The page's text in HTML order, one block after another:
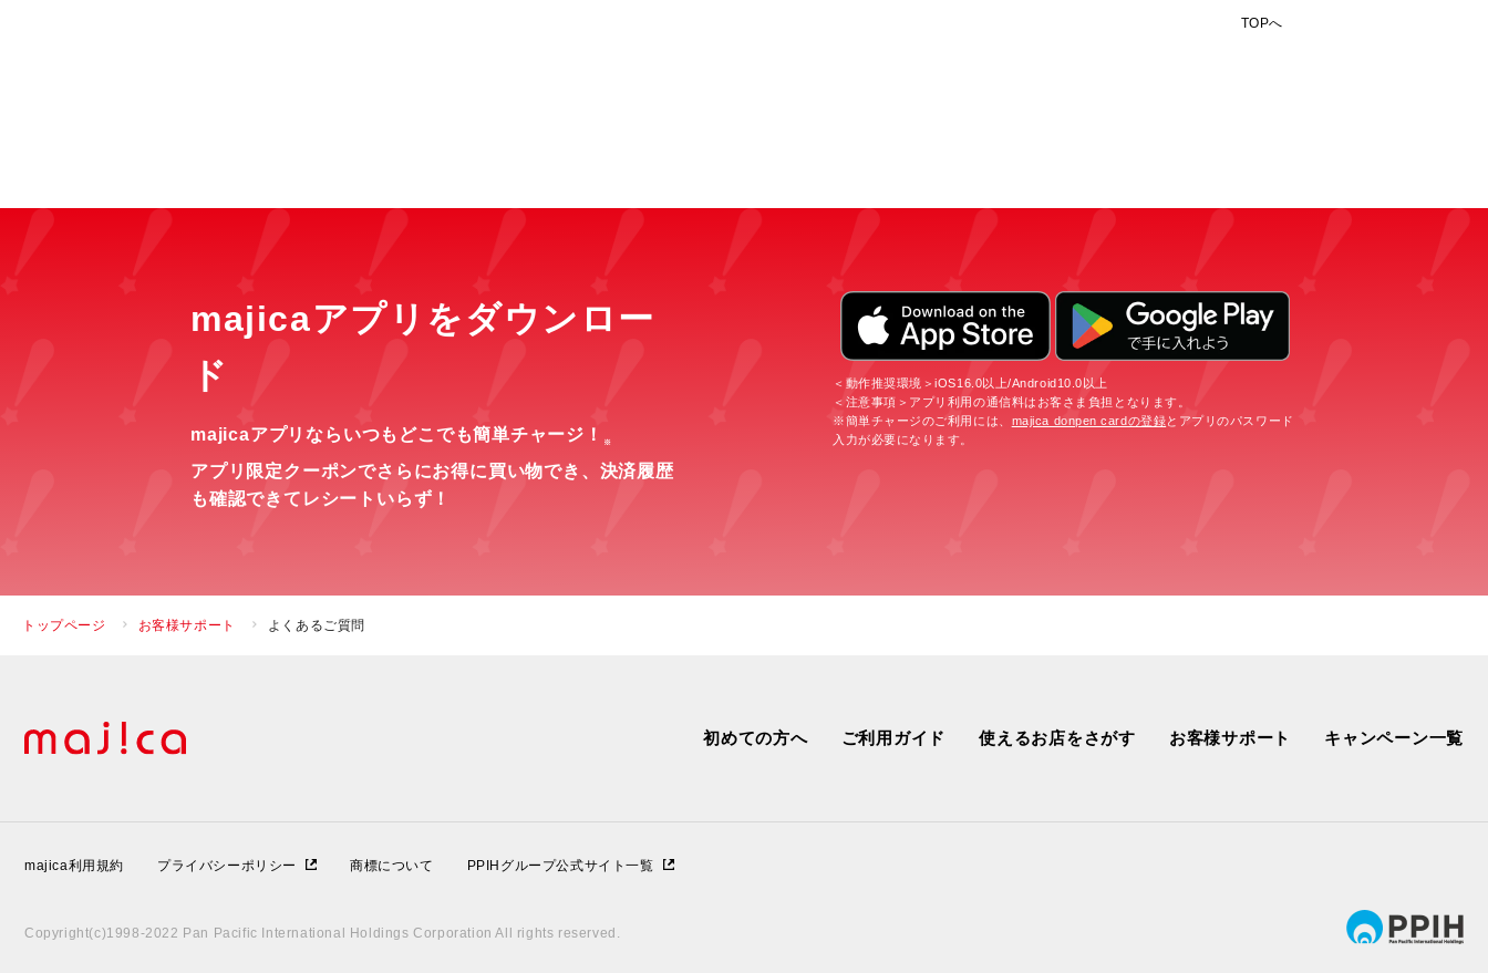
TOPへ
majicaアプリをダウンロー
ド
majicaアプリならいつもどこでも簡単チャージ！ ※
アプリ限定クーポンでさらにお得に買い物でき、 決済履歴
も確認できてレシートいらず！
＜動作推奨環境＞iOS16.0以上/Android10.0以上
＜注意事項＞アプリ利用の通信料はお客さま負担となります。
※簡単チャージのご利用には、 majica donpen cardの登録とアプリのパスワード
入力が必要になります。
トップページ お客様サポート よくあるご質問
初めての方へ ご利用ガイド 使えるお店をさがす お客様サポート キャンペーン一覧
majica利用規約 プライバシーポリシー 商標について PPIHグループ公式サイト一覧
Copyright(c)1998-2022 Pan Pacific International Holdings Corporation All rights reserved.